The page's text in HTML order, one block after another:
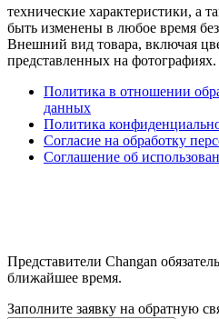
технические характеристики, а
быть изменены в любое время
Внешний вид товара, включая
представленных на
Политика в отношении
данных
Политика
Согласие на обработку
Соглашение об
Представители Changan
ближайшее время.
Заполните заявку на обратную